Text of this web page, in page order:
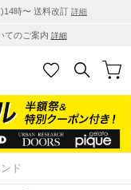
)14時〜 送料改訂 詳細
てのご案内 詳細
ド